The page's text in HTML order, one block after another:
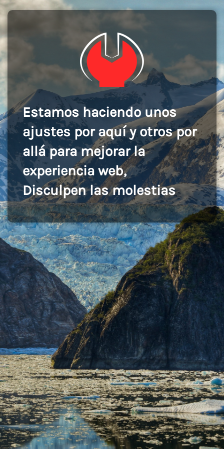
Estamos haciendo unos
ajustes por aquí y otros por
allá para mejorar la
experiencia web,
Disculpen las molestias